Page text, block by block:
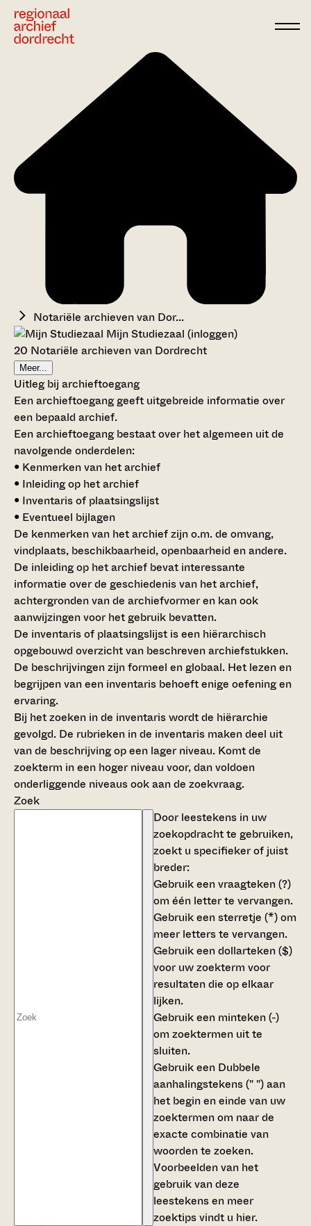
Notariële archieven van Dor...
Mijn Studiezaal (inloggen)
20 Notariële archieven van Dordrecht
Meer...
Uitleg bij archieftoegang
Een archieftoegang geeft uitgebreide informatie over
een bepaald archief.
Een archieftoegang bestaat over het algemeen uit de
navolgende onderdelen:
• Kenmerken van het archief
• Inleiding op het archief
• Inventaris of plaatsingslijst
• Eventueel bijlagen
De kenmerken van het archief zijn o.m. de omvang,
vindplaats, beschikbaarheid, openbaarheid en andere.
De inleiding op het archief bevat interessante
informatie over de geschiedenis van het archief,
achtergronden van de archiefvormer en kan ook
aanwijzingen voor het gebruik bevatten.
De inventaris of plaatsingslijst is een hiërarchisch
opgebouwd overzicht van beschreven archiefstukken.
De beschrijvingen zijn formeel en globaal. Het lezen en
begrijpen van een inventaris behoeft enige oefening en
ervaring.
Bij het zoeken in de inventaris wordt de hiërarchie
gevolgd. De rubrieken in de inventaris maken deel uit
van de beschrijving op een lager niveau. Komt de
zoekterm in een hoger niveau voor, dan voldoen
onderliggende niveaus ook aan de zoekvraag.
Zoek
Door leestekens in uw
zoekopdracht te gebruiken,
zoekt u specifieker of juist
breder:
Gebruik eenvraagteken (?)
om één letter te vervangen.
Gebruik eensterretje (*)om
meer letters te vervangen.
Gebruik eendollarteken ($)
voor uw zoekterm voor
resultaten die op elkaar
lijken.
Gebruik een minteken (-)
om zoektermen uit te
sluiten.
Gebruik een Dubbele
aanhalingstekens (" ")aan
het begin en einde van uw
zoektermen om naar de
exacte combinatie van
woorden te zoeken.
Voorbeelden van het
gebruik van deze
leestekens en meer
zoektips vindt u hier.